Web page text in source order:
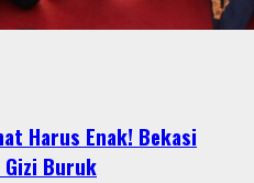
Harus Enak! Bekasi
Gizi Buruk